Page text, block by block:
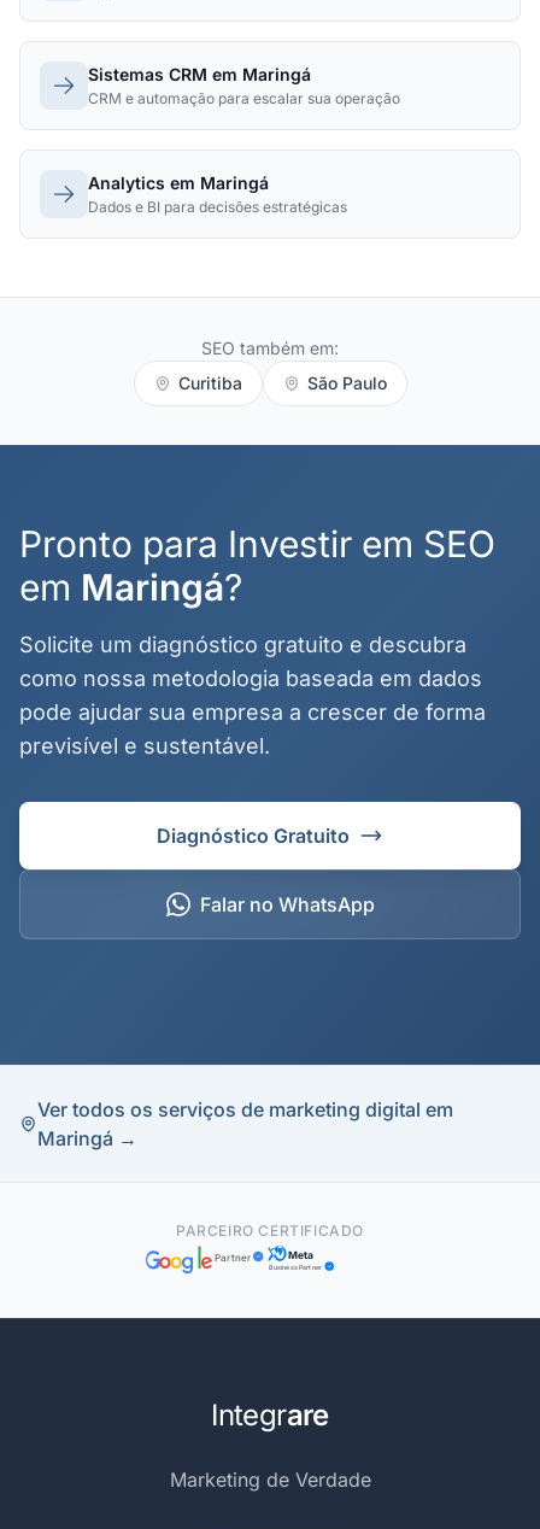
Sistemas CRM em Maringá
CRM e automação para escalar sua operação
Analytics em Maringá
Dados e BI para decisões estratégicas
SEO também em:
Curitiba
São Paulo
Pronto para Investir em SEO
em Maringá?
Solicite um diagnóstico gratuito e descubra
como nossa metodologia baseada em dados
pode ajudar sua empresa a crescer de forma
previsível e sustentável.
Diagnóstico Gratuito
Falar no WhatsApp
Ver todos os serviços de marketing digital em
Maringá →
PARCEIRO CERTIFICADO
Partner Meta
Business Partner
Integrare
Marketing de Verdade